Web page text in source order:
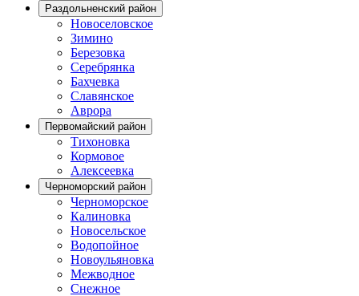
Раздольненский район
Новоселовское
Зимино
Березовка
Серебрянка
Бахчевка
Славянское
Аврора
Первомайский район
Тихоновка
Кормовое
Алексеевка
Черноморский район
Черноморское
Калиновка
Новосельское
Водопойное
Новоульяновка
Межводное
Снежное